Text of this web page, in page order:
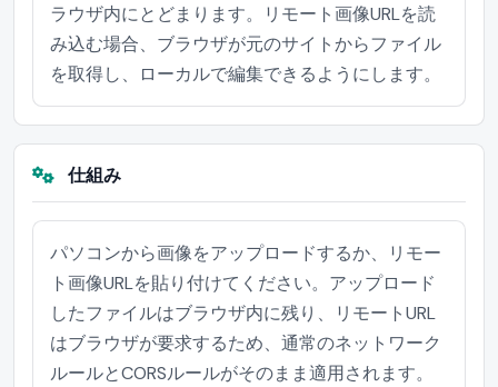
ラウザ内にとどまります。リモート画像URLを読
み込む場合、ブラウザが元のサイトからファイル
を取得し、ローカルで編集できるようにします。
仕組み
パソコンから画像をアップロードするか、リモー
ト画像URLを貼り付けてください。アップロード
したファイルはブラウザ内に残り、リモートURL
はブラウザが要求するため、通常のネットワーク
ルールとCORSルールがそのまま適用されます。